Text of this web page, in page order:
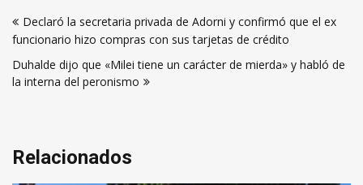
de
entradas
Declaró la secretaria privada de Adorni y confirmó que el ex
funcionario hizo compras con sus tarjetas de crédito
Duhalde dijo que «Milei tiene un carácter de mierda» y habló de
la interna del peronismo
Relacionados